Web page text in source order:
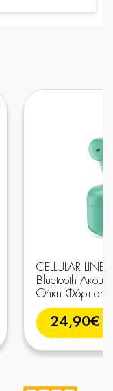
CELLULAR
Bluetooth
Θήκη
24,90€